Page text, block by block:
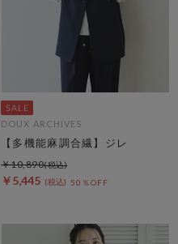
DOUX ARCHIVES
【多機能麻調合繊】ジレ
￥5,445 50％OFF
￥10,890